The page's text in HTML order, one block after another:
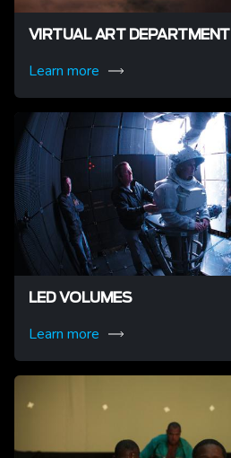
VIRTUAL ART DEPARTMENT
Learn more
LED VOLUMES
Learn more